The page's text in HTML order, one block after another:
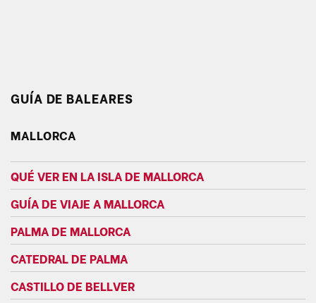
GUÍA DE BALEARES
MALLORCA
QUÉ VER EN LA ISLA DE MALLORCA
GUÍA DE VIAJE A MALLORCA
PALMA DE MALLORCA
CATEDRAL DE PALMA
CASTILLO DE BELLVER